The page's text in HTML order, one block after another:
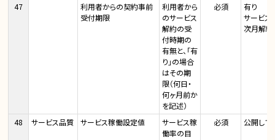
47
利用者からの契約事前
受付期限
利用者から
のサービス
解約の受
付時期の
有無と、「有
り」の場合
はその期
限（何日・
何ヶ月前か
を記述）
必須
有り
サービス
次月解約
48 サービス品質 サービス稼働設定値
サービス稼
働率の目
必須 公開して